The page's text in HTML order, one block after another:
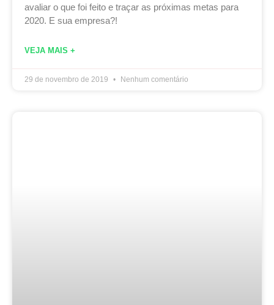
avaliar o que foi feito e traçar as próximas metas para
2020. E sua empresa?!
VEJA MAIS +
29 de novembro de 2019 Nenhum comentário